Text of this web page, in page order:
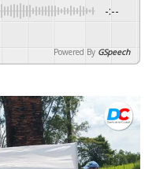
-:--
Powered By GSpeech